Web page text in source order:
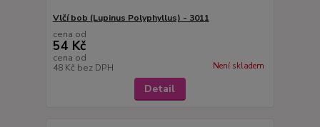
Vlčí bob (Lupinus Polyphyllus) - 3011
cena od
54 Kč
cena od
48 Kč bez DPH Není skladem
Detail